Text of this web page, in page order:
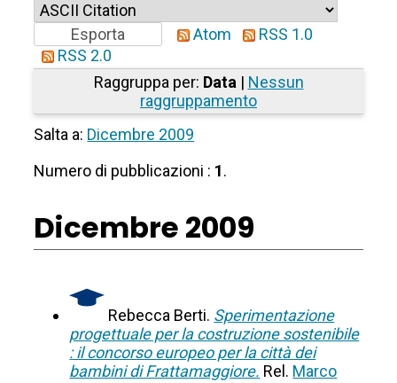
Atom
RSS 1.0
RSS 2.0
Raggruppa per: Data| Nessun
raggruppamento
Salta a: Dicembre 2009
Numero di pubblicazioni : 1.
Dicembre 2009
Rebecca Berti. Sperimentazione
progettuale per la costruzione sostenibile
: il concorso europeo per la città dei
bambini di Frattamaggiore. Rel. Marco